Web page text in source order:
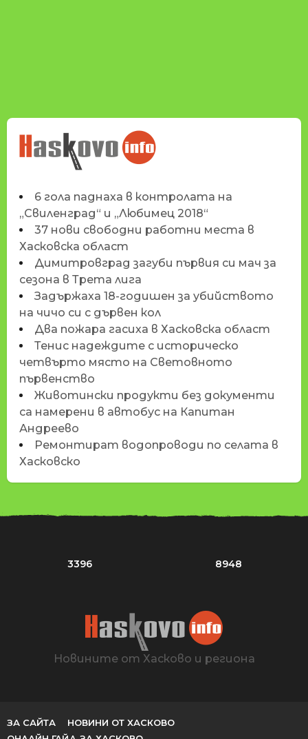
НОВИНИТЕ НА
HASKOVO.INFO
6 гола паднаха в контролата на
„Свиленград“ и „Любимец 2018“
37 нови свободни работни места в
Хасковска област
Димитровград загуби първия си мач за
сезона в Трета лига
Задържаха 18-годишен за убийството
на чичо си с дървен кол
Два пожара гасиха в Хасковска област
Тенис надеждите с историческо
четвърто място на Световното
първенство
Животински продукти без документи
са намерени в автобус на Капитан
Андреево
Ремонтират водопроводи по селата в
Хасковско
3396 8948
Новините от Хасково и региона
ЗА САЙТА
НОВИНИ ОТ ХАСКОВО